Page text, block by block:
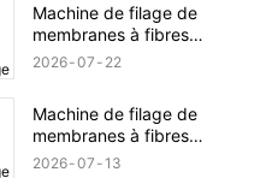
Machine de filage de
membranes à fibres
creuses Trustech :
2026 07 22
Machine de filage de
membranes à fibres
creuses Trustech :
2026 07 13